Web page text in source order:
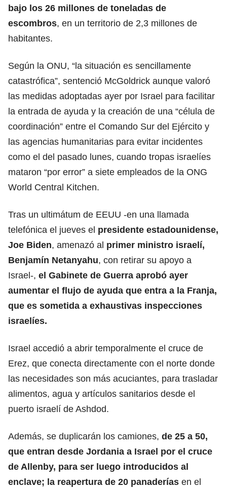
bajo los 26 millones de toneladas de
escombros, en un territorio de 2,3 millones de
habitantes.
Según la ONU, “la situación es sencillamente
catastrófica”, sentenció McGoldrick aunque valoró
las medidas adoptadas ayer por Israel para facilitar
la entrada de ayuda y la creación de una “célula de
coordinación” entre el Comando Sur del Ejército y
las agencias humanitarias para evitar incidentes
como el del pasado lunes, cuando tropas israelíes
mataron “por error” a siete empleados de la ONG
World Central Kitchen.
Tras un ultimátum de EEUU -en una llamada
telefónica el jueves el presidente estadounidense,
Joe Biden, amenazó al primer ministro israelí,
Benjamín Netanyahu, con retirar su apoyo a
Israel-, el Gabinete de Guerra aprobó ayer
aumentar el flujo de ayuda que entra a la Franja,
que es sometida a exhaustivas inspecciones
israelíes.
Israel accedió a abrir temporalmente el cruce de
Erez, que conecta directamente con el norte donde
las necesidades son más acuciantes, para trasladar
alimentos, agua y artículos sanitarios desde el
puerto israelí de Ashdod.
Además, se duplicarán los camiones, de 25 a 50,
que entran desde Jordania a Israel por el cruce
de Allenby, para ser luego introducidos al
enclave; la reapertura de 20 panaderías en el